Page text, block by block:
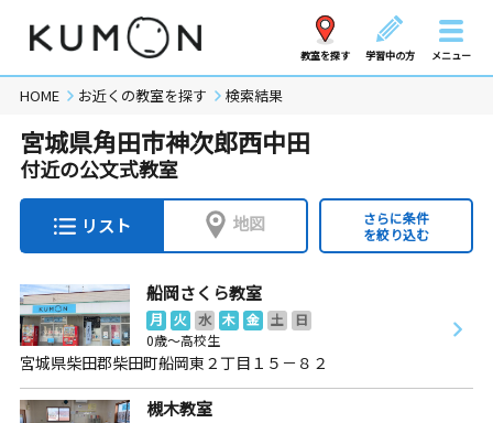
教室を探す 学習中の方 メニュー
HOME お近くの教室を探す 検索結果
宮城県角田市神次郎西中田
付近の公文式教室
リスト 地図
さらに条件
を絞り込む
船岡さくら教室
月 火 水 木 金 土
日
0歳～高校生
宮城県柴田郡柴田町船岡東２丁目１５－８２
槻木教室